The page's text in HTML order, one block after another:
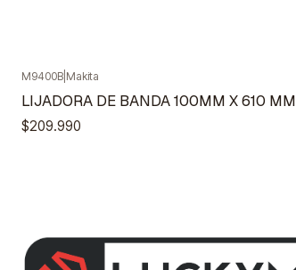
Agotado
M9400B Makita
LIJADORA DE BANDA 100MM X 610
$209.990